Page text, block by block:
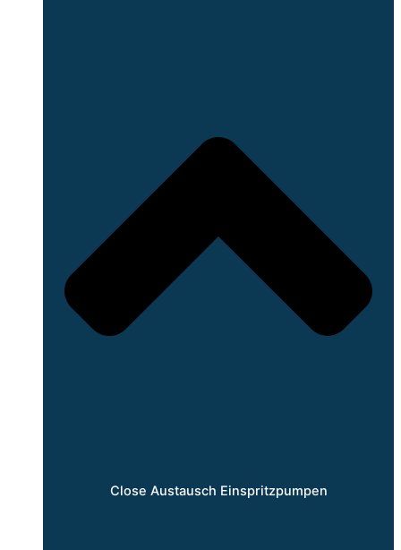
Close Austausch Einspritzpumpen